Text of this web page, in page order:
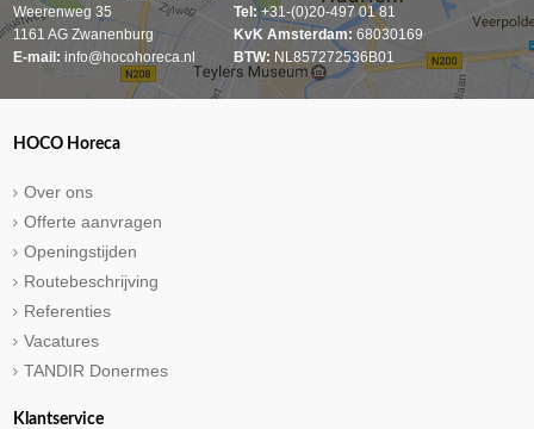
Weerenweg 35
1161 AG Zwanenburg
E-mail: info@hocohoreca.nl
Tel:+31-(0)20-497 01 81
KvK Amsterdam: 68030169
BTW: NL857272536B01
HOCO Horeca
Over ons
Offerte aanvragen
Openingstijden
Routebeschrijving
Referenties
Vacatures
TANDIR Donermes
Klantservice